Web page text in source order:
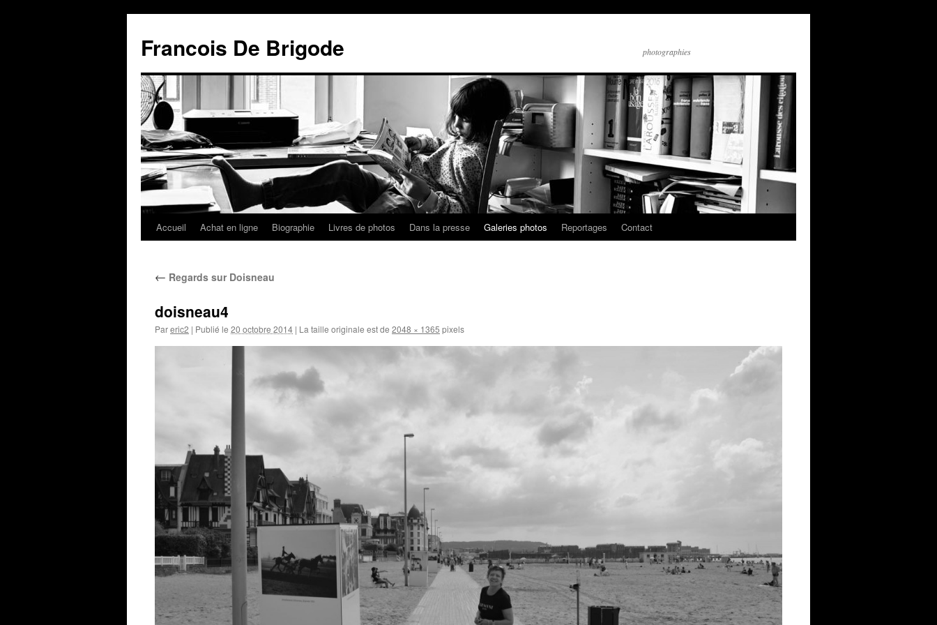
Francois De Brigode photographies
Accueil Achat en ligne Biographie Livres de photos Dans la presse Galeries photos Reportages Contact
← Regards sur Doisneau
doisneau4
Pareric2 | Publié le 20 octobre 2014 | La taille originale est de 2048 × 1365 pixels